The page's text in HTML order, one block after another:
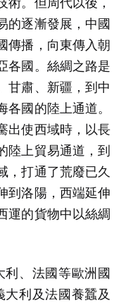
的逐漸發展，中國
傳播，向東傳入朝
各國。絲綢之路是
甘肅、新疆，到中
國的陸上通道。
出使西域時，以長
陸上貿易通道，到
，打通了荒廢已久
到洛陽，西端延伸
運的貨物中以絲綢
利、法國等歐洲國
利及法國養蠶及